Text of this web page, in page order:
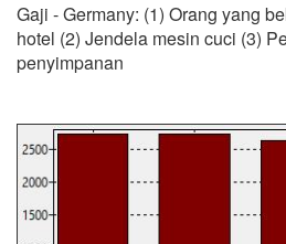
Gaji - Germany: (1) Orang yang
hotel (2) Jendela mesin cuci (3)
penyimpanan